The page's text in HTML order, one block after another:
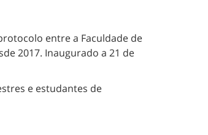
entre a Faculdade de
2017. Inaugurado a 21 de
e estudantes de